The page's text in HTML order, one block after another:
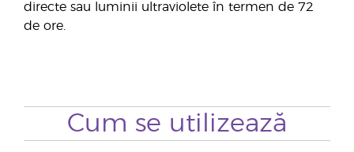
directe sau luminii ultraviolete în termen de 72
de ore.
Cum se utilizează